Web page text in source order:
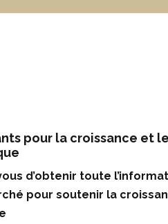
pour la croissance et
d’obtenir toute
pour soutenir la